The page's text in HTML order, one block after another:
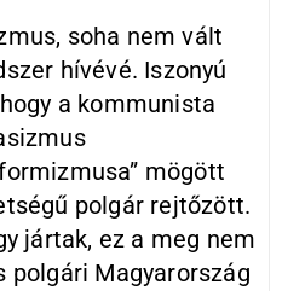
soha nem vált
hívévé. Iszonyú
a kommunista
mögött
polgár rejtőzött.
jártak, ez a meg nem
polgári Magyarország